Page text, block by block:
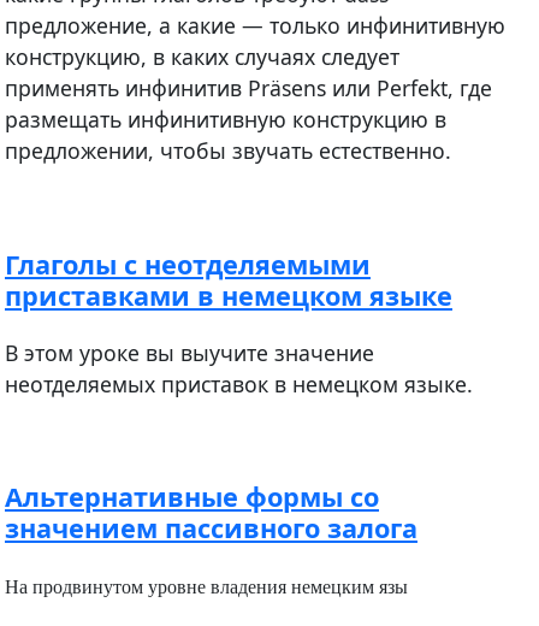
предложение, а какие — только инфинитивную
конструкцию, в каких случаях следует
применять инфинитив Präsens или Perfekt, где
размещать инфинитивную конструкцию в
предложении, чтобы звучать естественно.
Глаголы с неотделяемыми
приставками в немецком языке
В этом уроке вы выучите значение
неотделяемых приставок в немецком языке.
Альтернативные формы со
значением пассивного залога
На продвинутом уровне владения немецким язы